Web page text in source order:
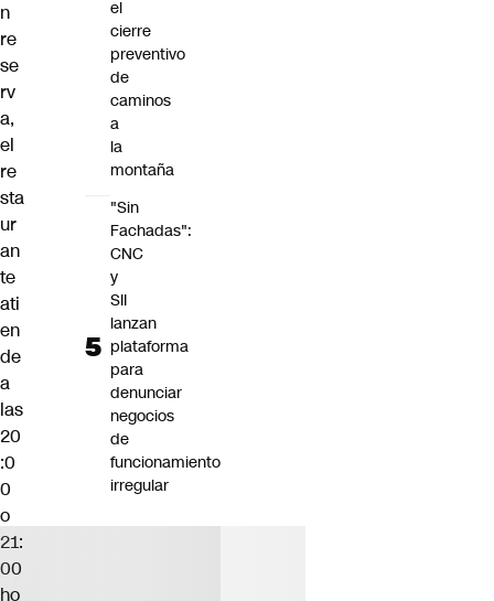
n
re
se
rv
a,
el
re
sta
ur
an
te
ati
en
de
a
las
20
:0
0
o
21:
00
ho
el
cierre
preventivo
de
caminos
a
la
montaña
"Sin
Fachadas":
CNC
y
SII
lanzan
plataforma
para
denunciar
negocios
de
funcionamiento
irregular